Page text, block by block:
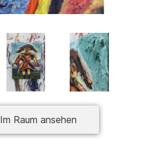
Im Raum ansehen